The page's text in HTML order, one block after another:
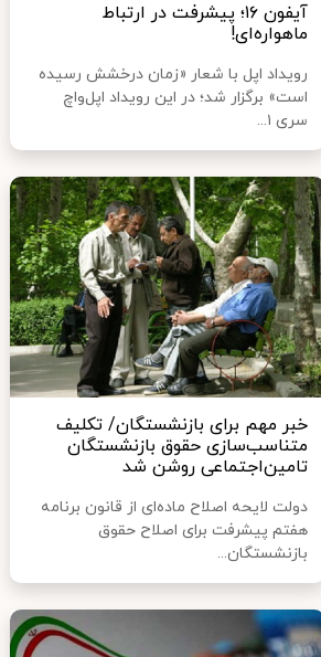
آیفون ۱۶؛ پیشرفت در ارتباط
ماهواره‌ای!
رویداد اپل با شعار «زمان درخشش رسیده
است» برگزار شد؛ در این رویداد اپل‌واچ
سری ۱...
خبر مهم برای بازنشستگان/ تکلیف
متناسب‌سازی حقوق بازنشستگان
تامین‌اجتماعی روشن شد
دولت لایحه اصلاح ماده‌ای از قانون برنامه
هفتم پیشرفت برای اصلاح حقوق
بازنشستگان...